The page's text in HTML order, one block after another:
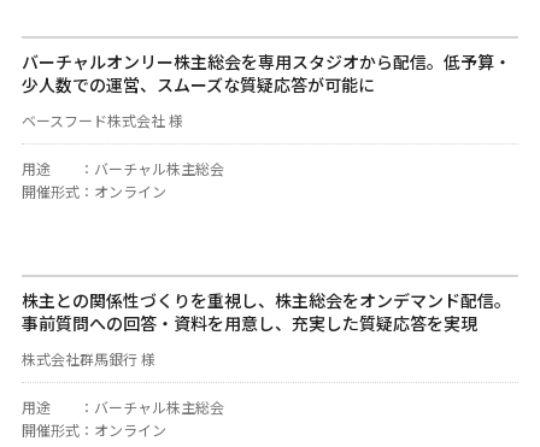
バーチャルオンリー株主総会を専用スタジオから配信。低予算・
少人数での運営、スムーズな質疑応答が可能に
ベースフード株式会社 様
用途 ： バーチャル株主総会
開催形式： オンライン
株主との関係性づくりを重視し、株主総会をオンデマンド配信。
事前質問への回答・資料を用意し、充実した質疑応答を実現
株式会社群馬銀行 様
用途 ： バーチャル株主総会
開催形式： オンライン